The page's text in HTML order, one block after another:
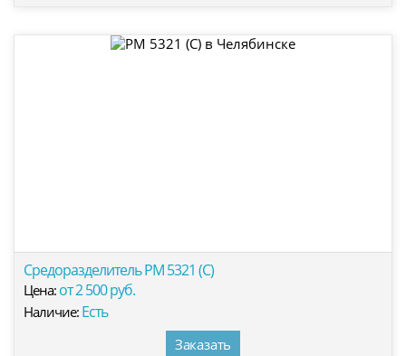
Средоразделитель РМ 5321 (С)
Цена: от 2 500 руб.
Наличие: Есть
Заказать